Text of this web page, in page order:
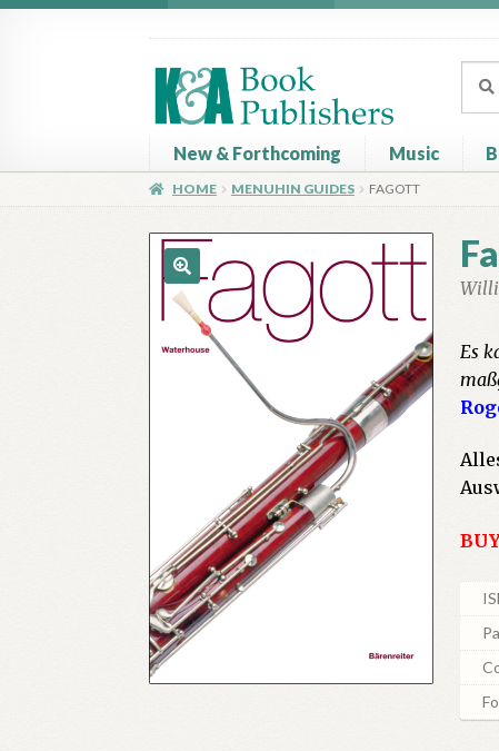
navigation
content
for:
New & Forthcoming Music
HomeAboutBasketBook Publisher’s Shop
HOME MENUHIN GUIDES FAGOTT
🔍
Es